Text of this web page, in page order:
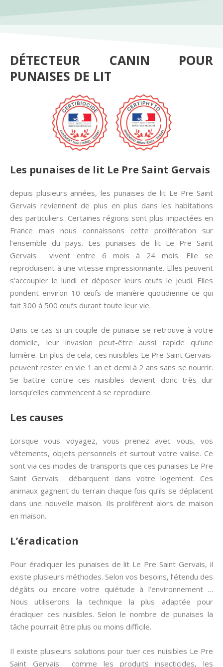
DÉTECTEUR CANIN POUR
PUNAISES DE LIT
Les punaises de lit Le Pre Saint Gervais
depuis plusieurs années, les punaises de lit Le Pre Saint
Gervais reviennent de plus en plus dans les habitations
des particuliers. Certaines régions sont plus impactées en
France mais nous connaissons cette prolifération sur
l’ensemble du pays. Les punaises de lit Le Pre Saint
Gervais vivent entre 6 mois à 24 mois. Elle se
reproduisent à une vitesse impressionnante. Elles peuvent
s’accoupler le lundi et déposer leurs œufs le jeudi. Elles
pondent environ 10 œufs de manière quotidienne ce qui
fait 300 à 500 œufs durant toute leur vie.
Dans ce cas si un couple de punaise se retrouve à votre
domicile, leur invasion peut-être aussi rapide qu’une
lumière. En plus de cela, ces nuisibles Le Pre Saint Gervais
peuvent rester en vie 1 an et demi à 2 ans sans se nourrir.
Se battre contre ces nuisibles devient donc très dur
lorsqu’elles commencent à se reproduire.
Les causes
Lorsque vous voyagez, vous prenez avec vous, vos
vêtements, objets personnels et surtout votre valise. Ce
sont via ces modes de transports que ces punaises Le Pre
Saint Gervais débarquent dans votre logement. Ces
animaux gagnent du terrain chaque fois qu’ils se déplacent
dans une nouvelle maison. Ils prolifèrent alors de maison
en maison.
L’éradication
Pour éradiquer les punaises de lit Le Pre Saint Gervais, il
existe plusieurs méthodes. Selon vos besoins, l’étendu des
dégâts ou encore votre quiétude à l’environnement …
Nous utiliserons la technique la plus adaptée pour
éradiquer ces nuisibles. Selon le nombre de punaises la
tâche pourrait être plus ou moins difficile.
Il existe plusieurs solutions pour tuer ces nuisibles Le Pre
Saint Gervais comme les produits insecticides, les